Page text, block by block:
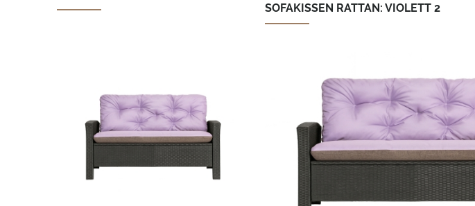
SOFAKISSEN RATTAN: VIOLETT 2